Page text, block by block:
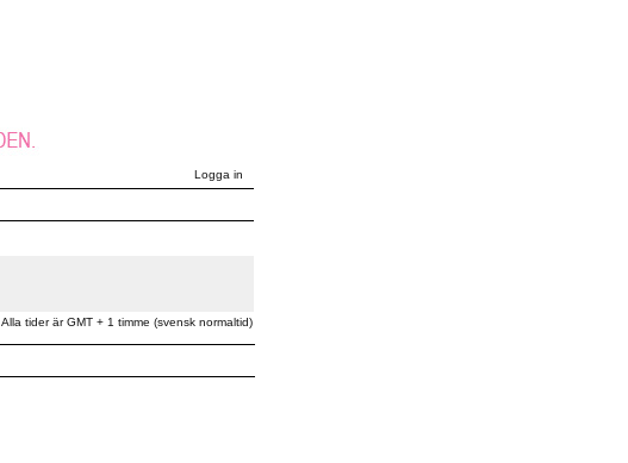
Logga in
Alla tider är GMT + 1 timme (svensk normaltid)